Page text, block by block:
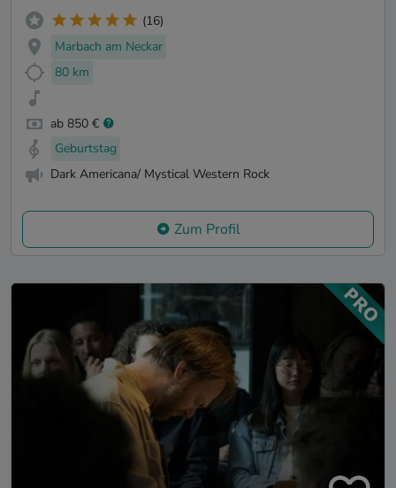
(16)
Marbach am Neckar
80 km
ab 850 €
Geburtstag
Dark Americana/ Mystical Western Rock
Zum Profil